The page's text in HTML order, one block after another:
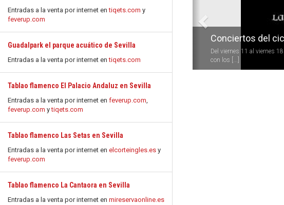
Entradas a la venta por internet entiqets.com y
feverup.com
Guadalpark el parque acuático de Sevilla
Entradas a la venta por internet entiqets.com
Tablao flamenco El Palacio Andaluz en Sevilla
Entradas a la venta por internet en feverup.com,
feverup.com ytiqets.com
Tablao flamenco Las Setas en Sevilla
Entradas a la venta por internet en elcorteingles.es y
feverup.com
Tablao flamenco La Cantaora en Sevilla
Entradas a la venta por internet en mireservaonline.es
Conciertos del
Del viernes 11 al viernes
con los [...]